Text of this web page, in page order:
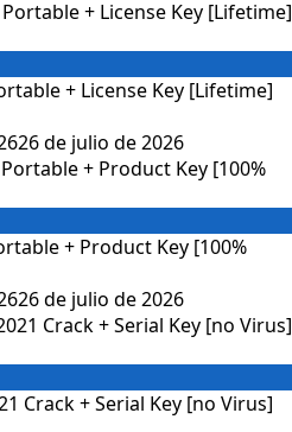
+ License Key [Lifetime]
26 de julio de 2026
+ Product Key [100%
26 de julio de 2026
Crack + Serial Key [no Virus]